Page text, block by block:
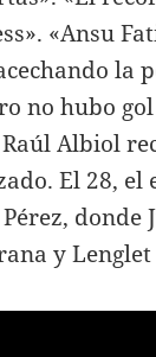
«Ansu
la
no hubo
Albiol
El 28, el
y